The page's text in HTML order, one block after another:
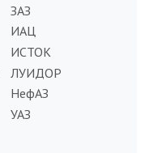
ЗАЗ
ИАЦ
ИСТОК
ЛУИДОР
НефАЗ
УАЗ